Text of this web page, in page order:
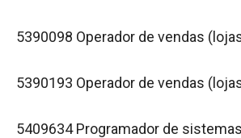
5390098 Operador de vendas
5390193 Operador de vendas
5409634 Programador de